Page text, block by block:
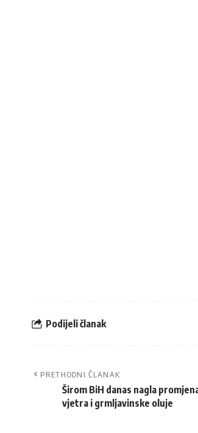
Podijeli članak
PRETHODNI ČLANAK
Širom BiH danas nagla
vjetra i grmljavinske oluje